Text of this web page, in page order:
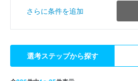
さらに条件を追加
選考ステップから探す